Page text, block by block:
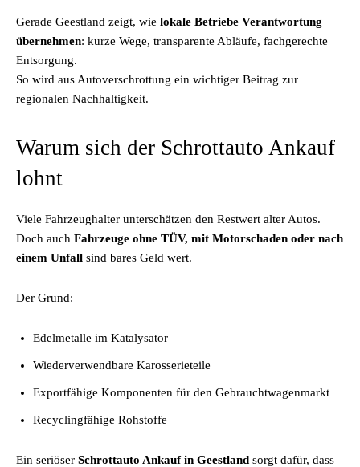
Gerade Geestland zeigt, wie lokale Betriebe Verantwortung
übernehmen: kurze Wege, transparente Abläufe, fachgerechte
Entsorgung.
So wird aus Autoverschrottung ein wichtiger Beitrag zur
regionalen Nachhaltigkeit.
Warum sich der Schrottauto Ankauf
lohnt
Viele Fahrzeughalter unterschätzen den Restwert alter Autos.
Doch auch Fahrzeuge ohne TÜV, mit Motorschaden oder nach
einem Unfall sind bares Geld wert.
Der Grund:
Edelmetalle im Katalysator
Wiederverwendbare Karosserieteile
Exportfähige Komponenten für den Gebrauchtwagenmarkt
Recyclingfähige Rohstoffe
Ein seriöser Schrottauto Ankauf in Geestland sorgt dafür, dass